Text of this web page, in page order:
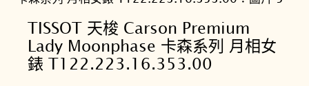
TISSOT 天梭 Carson Premium
Lady Moonphase 卡森系列 月相女
錶 T122.223.16.353.00